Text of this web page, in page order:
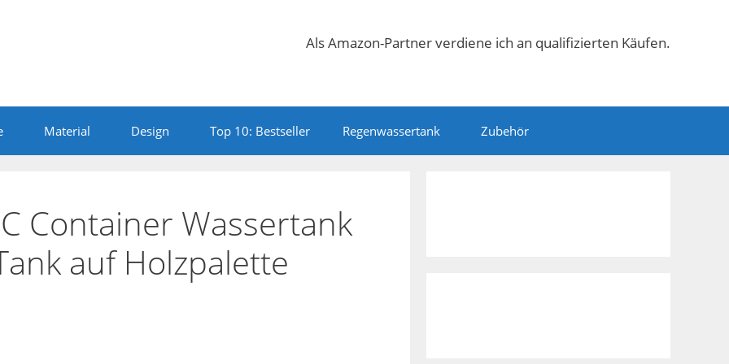
Als Amazon-Partner verdiene ich an qualifizierten Käufen.
Material Design Top 10: Bestseller Regenwassertank Zubehör
Container Wassertank
auf Holzpalette